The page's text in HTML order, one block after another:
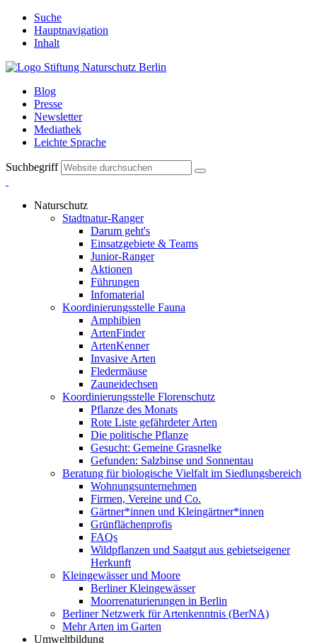
Suche
Hauptnavigation
Inhalt
Blog
Presse
Newsletter
Mediathek
Leichte Sprache
Suchbegriff
Naturschutz
Stadtnatur-Ranger
Darum geht's
Einsatzgebiete & Teams
Junior-Ranger
Aktionen
Führungen
Infomaterial
Koordinierungsstelle Fauna
Amphibien
ArtenFinder
ArtenKenner
Invasive Arten
Fledermäuse
Zauneidechsen
Koordinierungsstelle Florenschutz
Pflanze des Monats
Rote Liste gefährdeter Arten
Die politische Pflanze
Gesucht: Gemeine Grasnelke
Gefunden: Salzbinse und Sonnentau
Beratung für biologische Vielfalt im Siedlungsbereich
Wohnungsunternehmen
Firmen, Vereine und Co.
Gärtner*innen und Kleingärtner*innen
Grünflächenprofis
FAQs
Wildpflanzen und Saatgut aus gebietseigener
Herkunft
Kleingewässer und Moore
Berliner Kleingewässer
Moorrenaturierungen in Berlin
Berliner Netzwerk für Artenkenntnis (BerNA)
Mehr Arten im Garten
Umweltbildung